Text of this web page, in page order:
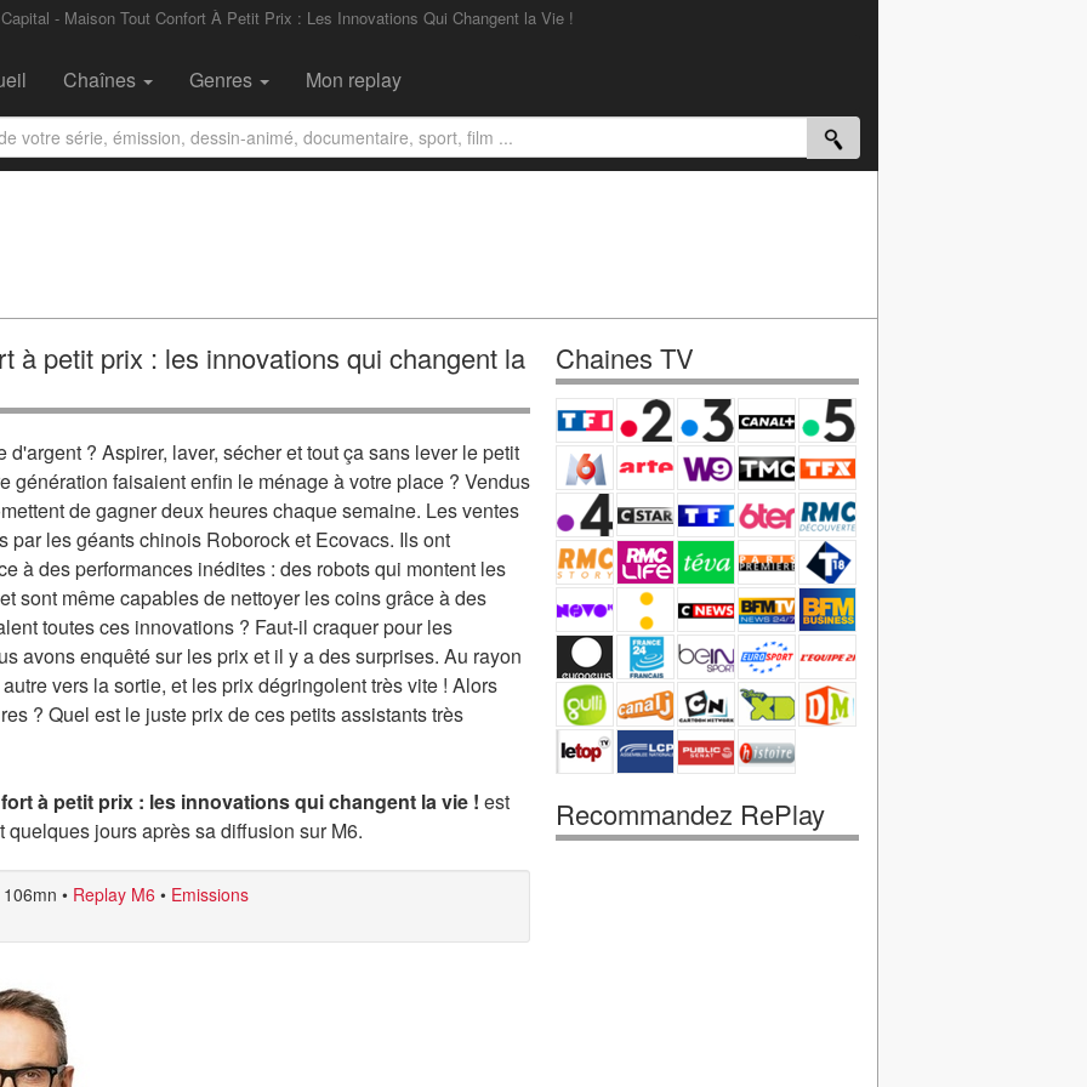
Capital - Maison Tout Confort À Petit Prix : Les Innovations Qui Changent la Vie !
Chaînes Genres Mon replay
à petit prix : les innovations qui changent la
? Aspirer, laver, sécher et tout ça sans lever le petit
génération faisaient enfin le ménage à votre place ? Vendus
de gagner deux heures chaque semaine. Les ventes
par les géants chinois Roborock et Ecovacs. Ils ont
à des performances inédites : des robots qui montent les
sont même capables de nettoyer les coins grâce à des
toutes ces innovations ? Faut-il craquer pour les
avons enquêté sur les prix et il y a des surprises. Au rayon
vers la sortie, et les prix dégringolent très vite ! Alors
? Quel est le juste prix de ces petits assistants très
à petit prix : les innovations qui changent la vie ! est
jours après sa diffusion sur M6.
106mn • Replay M6 • Emissions
Chaines TV
Recommandez RePlay